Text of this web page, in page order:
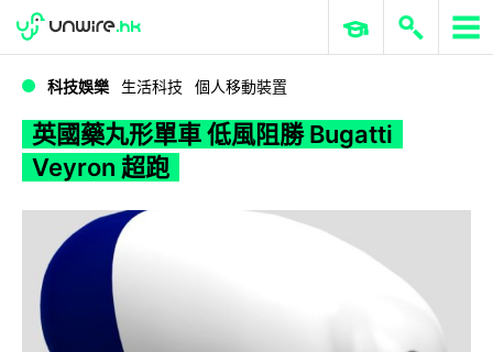
WWDC 2026 ERP 與商業 AI
科技娛樂 生活科技 個人移動裝置
英國藥丸形單車 低風阻勝 Bugatti
Veyron 超跑